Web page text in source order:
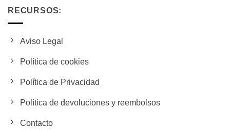
RECURSOS:
Aviso Legal
Política de cookies
Política de Privacidad
Política de devoluciones y reembolsos
Contacto